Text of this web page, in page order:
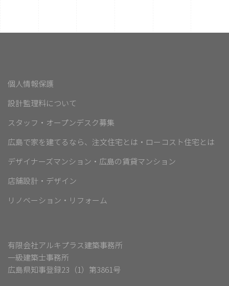
個人情報保護
設計監理料について
スタッフ・オープンデスク募集
広島で家を建てるなら、注文住宅とは・ローコスト住宅とは
デザイナーズマンション・広島の賃貸マンション
店舗設計・デザイン
リノベーション・リフォーム
有限会社アルキプラス建築事務所
一級建築士事務所
広島県知事登録23（1）第3861号